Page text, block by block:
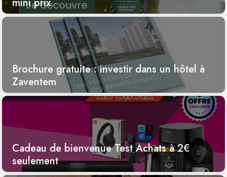
mini prix
Brochure gratuite : investir dans un hôtel à
Zaventem
Cadeau de bienvenue Test Achats à 2€
seulement